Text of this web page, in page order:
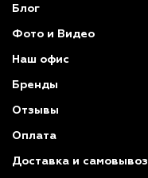
Блог
Фото и Видео
Наш офис
Бренды
Отзывы
Оплата
Доставка и самовывоз